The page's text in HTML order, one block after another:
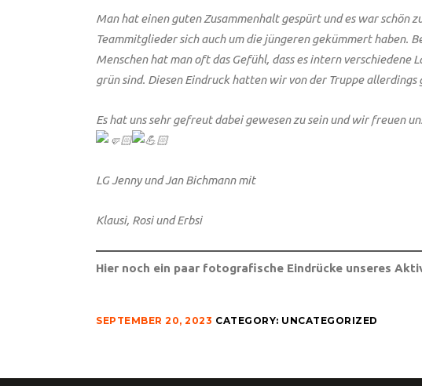
Man hat einen guten Zusammenhalt gespürt und es war schön
Teammitglieder sich auch um die jüngeren gekümmert haben.
Menschen hat man oft das Gefühl, dass es intern verschiedene
grün sind. Diesen Eindruck hatten wir von der Truppe
Es hat uns sehr gefreut dabei gewesen zu sein und wir freuen
LG Jenny und Jan Bichmann mit
Klausi, Rosi und Erbsi
Hier noch ein paar fotografische Eindrücke unseres
SEPTEMBER 20, 2023 CATEGORY: UNCATEGORIZED